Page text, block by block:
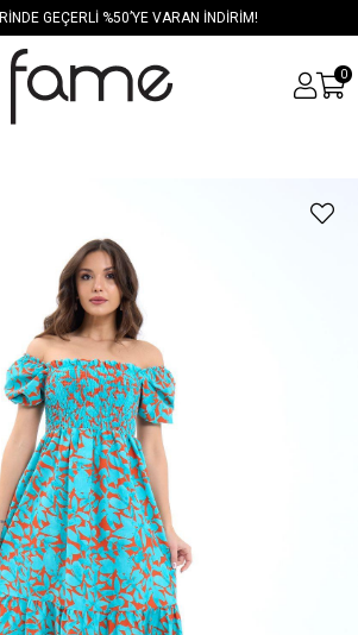
GEÇERLİ %50’YE VARAN İNDİRİM!
0